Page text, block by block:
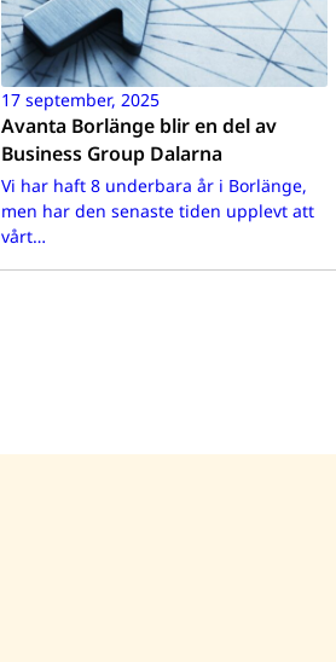
17 september, 2025
Avanta Borlänge blir en del av
Business Group Dalarna
Vi har haft 8 underbara år i Borlänge,
men har den senaste tiden upplevt att
vårt…